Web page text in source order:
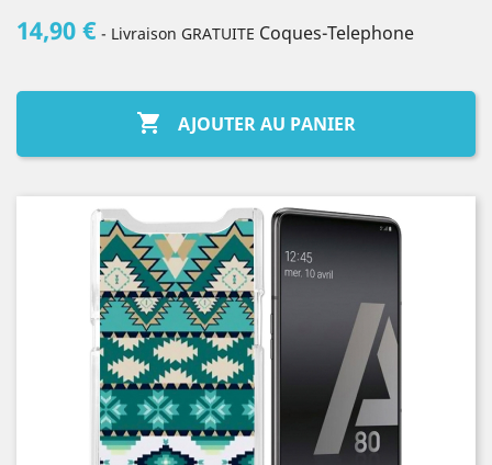
14,90 € - Livraison GRATUITE Coques-Telephone
 AJOUTER AU PANIER